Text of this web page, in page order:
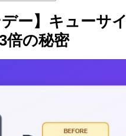
デー】キューサ
倍の秘密